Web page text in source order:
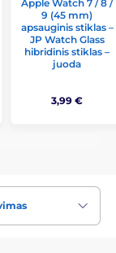
Apple Watch 7 / 8 /
9 (45 mm)
apsauginis stiklas –
JP Watch Glass
hibridinis stiklas –
juoda
3,99 €